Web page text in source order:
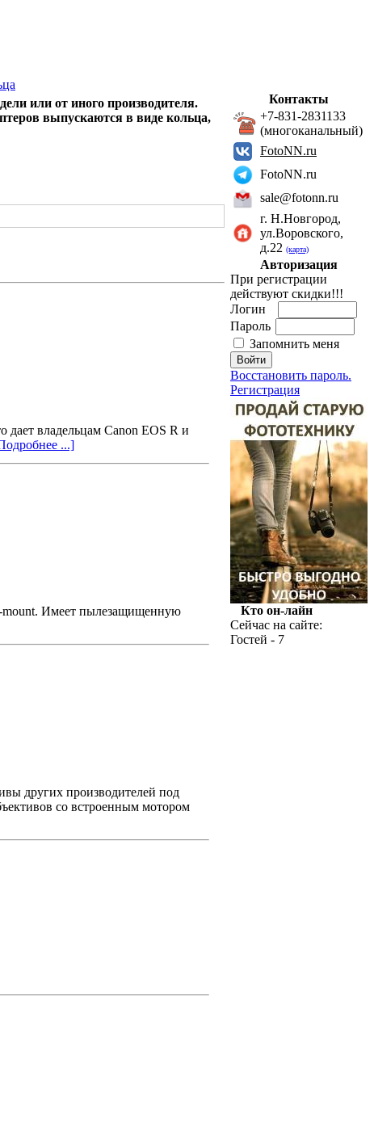
или от иного производителя.
выпускаются в виде кольца,
владельцам Canon EOS R и
...]
mount. Имеет пылезащищенную
других производителей под
со встроенным мотором
Контакты
+7-831-2831133
(многоканальный)
FotoNN.ru
FotoNN.ru
sale@fotonn.ru
г. Н.Новгород,
ул.Воровского,
д.22 (карта)
Авторизация
При регистрации
действуют скидки!!!
Логин
Пароль
Запомнить меня
Восстановить пароль.
Регистрация
Кто он-лайн
Сейчас на сайте:
Гостей - 7